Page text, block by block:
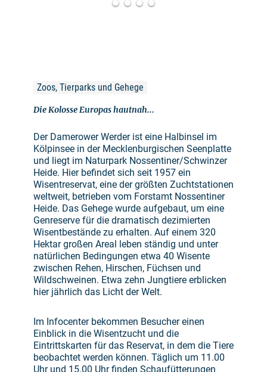
Zoos, Tierparks und Gehege
Die Kolosse Europas hautnah...
Der Damerower Werder ist eine Halbinsel im
Kölpinsee in der Mecklenburgischen Seenplatte
und liegt im Naturpark Nossentiner/Schwinzer
Heide. Hier befindet sich seit 1957 ein
Wisentreservat, eine der größten Zuchtstationen
weltweit, betrieben vom Forstamt Nossentiner
Heide. Das Gehege wurde aufgebaut, um eine
Genreserve für die dramatisch dezimierten
Wisentbestände zu erhalten. Auf einem 320
Hektar großen Areal leben ständig und unter
natürlichen Bedingungen etwa 40 Wisente
zwischen Rehen, Hirschen, Füchsen und
Wildschweinen. Etwa zehn Jungtiere erblicken
hier jährlich das Licht der Welt.
Im Infocenter bekommen Besucher einen
Einblick in die Wisentzucht und die
Eintrittskarten für das Reservat, in dem die Tiere
beobachtet werden können. Täglich um 11.00
Uhr und 15.00 Uhr finden Schaufütterungen